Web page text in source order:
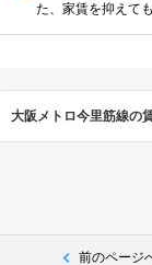
た、家賃を抑えて
大阪メトロ今里筋線の
前のページ